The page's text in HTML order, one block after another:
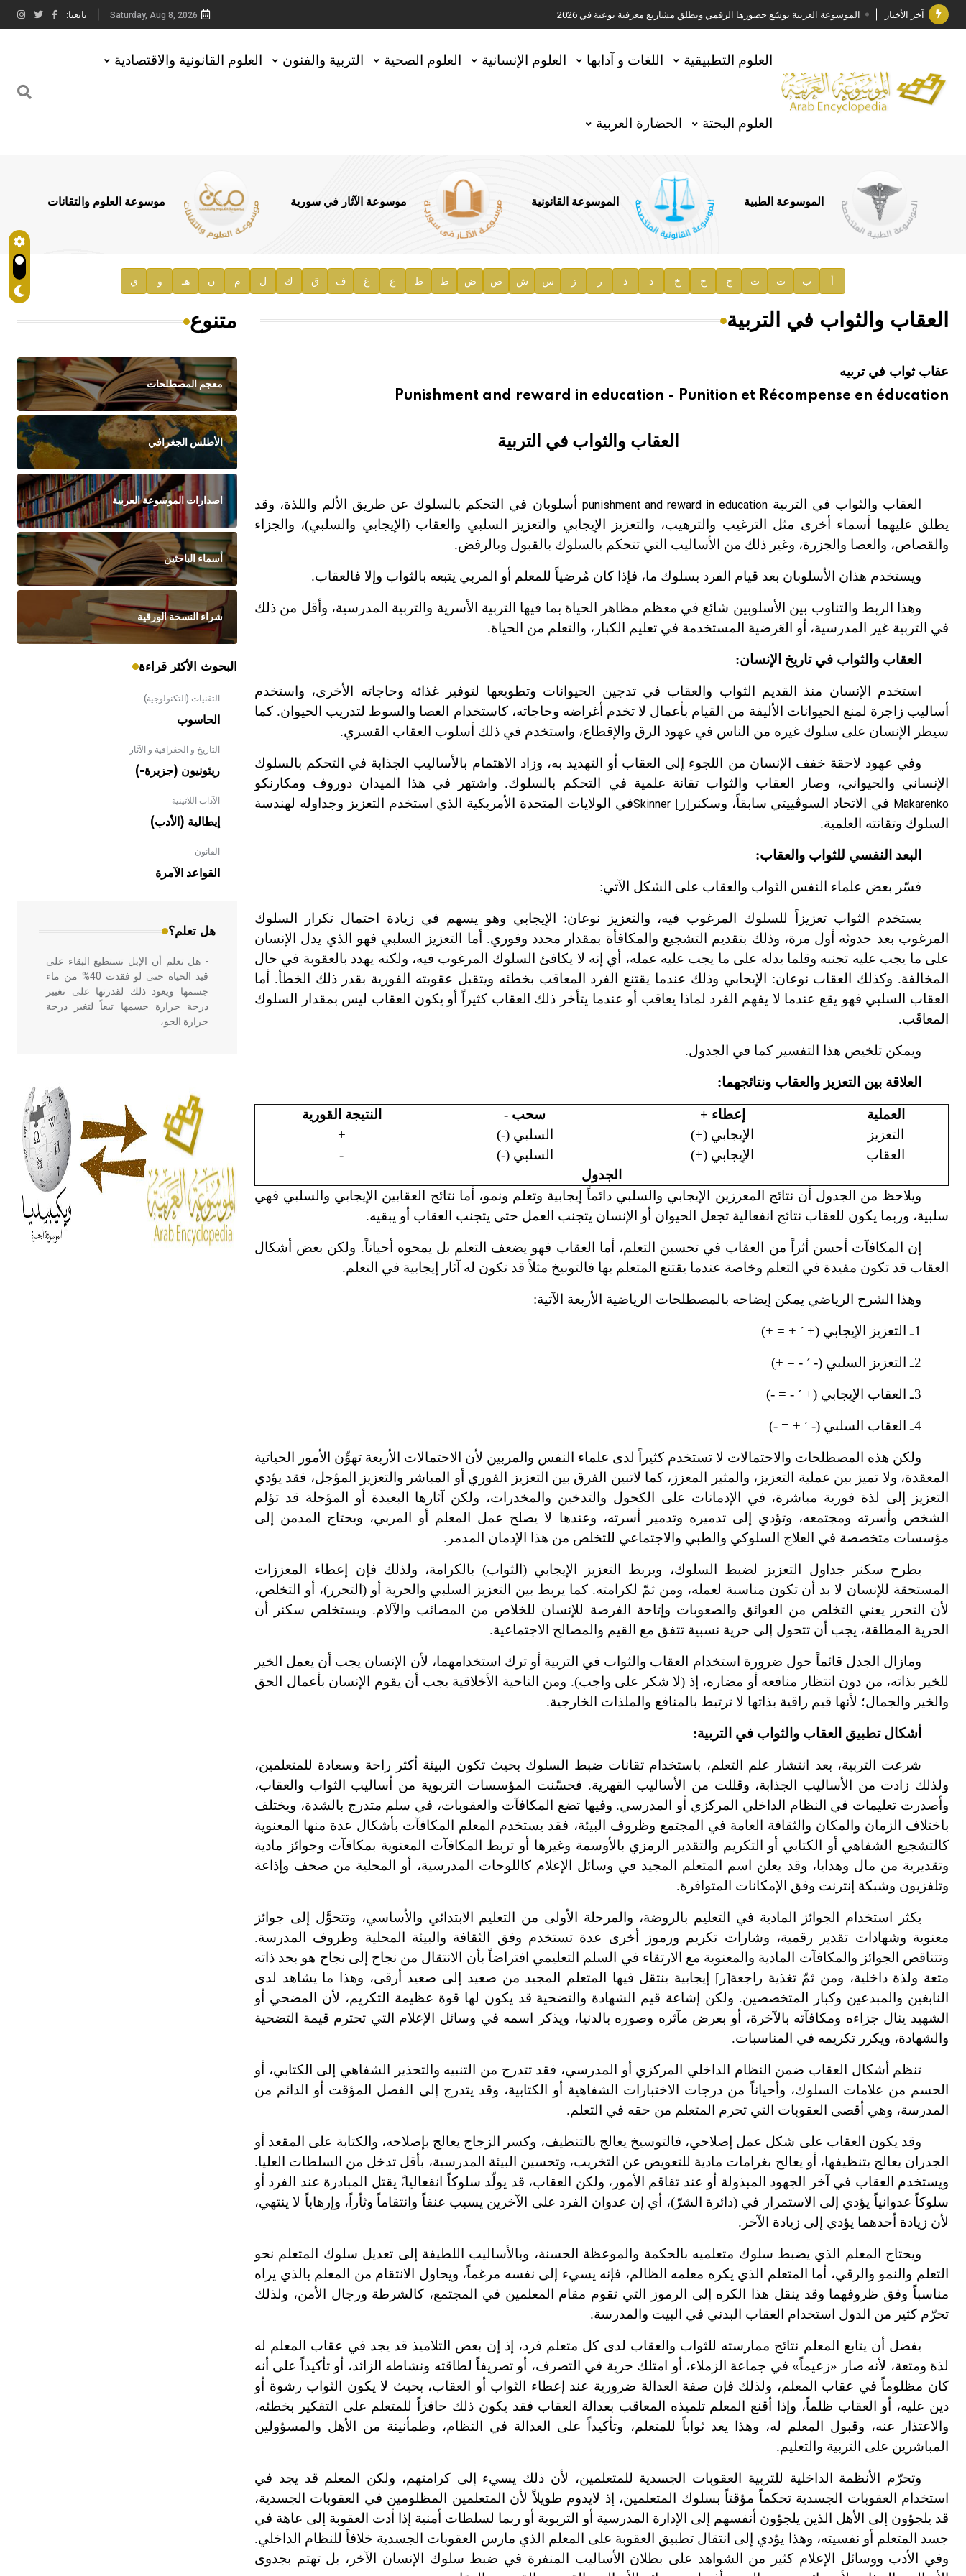
آخر الأخبار الموسوعة العربية توسّع حضورها الرقمي وتطلق مشاريع معرفية نوعية في 2026
جائزة مجمع الملك سلمان العالمي للغة العربية 2025
الأستاذ إياد خالد الطباع مدير عام لهيئة الموسوعة العربية
السيد محمد ياسين صالح وزيرا للثقافة
توصيات مجلس الإدارة
صدور المجلد السابع من موسوعة الآثار في سورية
إعلان..
هيئة الموسوعة العربية تطلق موسوعات جديدة في عام 2026
Saturday, Aug 8, 2026 تابعنا:
العلوم التطبيقية اللغات و آدابها العلوم الإنسانية العلوم الصحية التربية والفنون العلوم القانونية والاقتصادية
العلوم البحتة الحضارة العربية
الموسوعة الطبية الموسوعة القانونية موسوعة الآثار في سورية موسوعة العلوم والتقانات
أ ب ت ث ج ح خ د ذ ر ز س ش ص ض ط ظ ع غ ف ق ك ل م ن هـ و ي
العقاب والثواب في التربية
عقاب ثواب في تربيه
Punishment and reward in education - Punition et Récompense en éducation
العقاب والثواب في التربية
العقاب والثواب في التربيةpunishment and reward in education أسلوبان في التحكم بالسلوك عن طريق الألم واللذة، وقد
يطلق عليهما أسماء أخرى مثل الترغيب والترهيب، والتعزيز الإيجابي والتعزيز السلبي والعقاب (الإيجابي والسلبي)، والجزاء
والقصاص، والعصا والجزرة، وغير ذلك من الأساليب التي تتحكم بالسلوك بالقبول وبالرفض.
ويستخدم هذان الأسلوبان بعد قيام الفرد بسلوك ما، فإذا كان مُرضياً للمعلم أو المربي يتبعه بالثواب وإلا فالعقاب.
وهذا الربط والتناوب بين الأسلوبين شائع في معظم مظاهر الحياة بما فيها التربية الأسرية والتربية المدرسية، وأقل من ذلك
في التربية غير المدرسية، أو العَرضية المستخدمة في تعليم الكبار، والتعلم من الحياة.
العقاب والثواب في تاريخ الإنسان:
استخدم الإنسان منذ القديم الثواب والعقاب في تدجين الحيوانات وتطويعها لتوفير غذائه وحاجاته الأخرى، واستخدم
أساليب زاجرة لمنع الحيوانات الأليفة من القيام بأعمال لا تخدم أغراضه وحاجاته، كاستخدام العصا والسوط لتدريب الحيوان. كما
سيطر الإنسان على سلوك غيره من الناس في عهود الرق والإقطاع، واستخدم في ذلك أسلوب العقاب القسري.
وفي عهود لاحقة خفف الإنسان من اللجوء إلى العقاب أو التهديد به، وزاد الاهتمام بالأساليب الجذابة في التحكم بالسلوك
الإنساني والحيواني، وصار العقاب والثواب تقانة علمية في التحكم بالسلوك. واشتهر في هذا الميدان دوروف ومكارنكو
Makarenko في الاتحاد السوڤييتي سابقاً، وسكنر[ر]Skinnerفي الولايات المتحدة الأمريكية الذي استخدم التعزيز وجداوله لهندسة
السلوك وتقانته العلمية.
البعد النفسي للثواب والعقاب:
فسّر بعض علماء النفس الثواب والعقاب على الشكل الآتي:
يستخدم الثواب تعزيزاً للسلوك المرغوب فيه، والتعزيز نوعان: الإيجابي وهو يسهم في زيادة احتمال تكرار السلوك
المرغوب بعد حدوثه أول مرة، وذلك بتقديم التشجيع والمكافأة بمقدار محدد وفوري. أما التعزيز السلبي فهو الذي يدل الإنسان
على ما يجب عليه تجنبه وقلما يدله على ما يجب عليه عمله، أي إنه لا يكافئ السلوك المرغوب فيه، ولكنه يهدد بالعقوبة في حال
المخالفة. وكذلك العقاب نوعان: الإيجابي وذلك عندما يقتنع الفرد المعاقب بخطئه ويتقبل عقوبته الفورية بقدر ذلك الخطأ. أما
العقاب السلبي فهو يقع عندما لا يفهم الفرد لماذا يعاقب أو عندما يتأخر ذلك العقاب كثيراً أو يكون العقاب ليس بمقدار السلوك
المعاقَب.
ويمكن تلخيص هذا التفسير كما في الجدول.
العلاقة بين التعزيز والعقاب ونتائجهما:
العملية إعطاء + سحب -
النتيجة القورية
التعزيز
الإيجابي (+) السلبي (-)
+
العقاب
الإيجابي (+) السلبي (-)
-
الجدول
ويلاحظ من الجدول أن نتائج المعززين الإيجابي والسلبي دائماً إيجابية وتعلم ونمو، أما نتائج العقابين الإيجابي والسلبي فهي
سلبية، وربما يكون للعقاب نتائج انفعالية تجعل الحيوان أو الإنسان يتجنب العمل حتى يتجنب العقاب أو يبقيه.
إن المكافآت أحسن أثراً من العقاب في تحسين التعلم، أما العقاب فهو يضعف التعلم بل يمحوه أحياناً. ولكن بعض أشكال
العقاب قد تكون مفيدة في التعلم وخاصة عندما يقتنع المتعلم بها فالتوبيخ مثلاً قد تكون له آثار إيجابية في التعلم.
وهذا الشرح الرياضي يمكن إيضاحه بالمصطلحات الرياضية الأربعة الآتية:
1ـ التعزيز الإيجابي (+ ´
+ = +)
2ـ التعزيز السلبي (- ´
- = +)
3ـ العقاب الإيجابي (+ ´
- = -)
4ـ العقاب السلبي (- ´
+ = -)
ولكن هذه المصطلحات والاحتمالات لا تستخدم كثيراً لدى علماء النفس والمربين لأن الاحتمالات الأربعة تهوِّن الأمور الحياتية
المعقدة، ولا تميز بين عملية التعزيز، والمثير المعزز، كما لاتبين الفرق بين التعزيز الفوري أو المباشر والتعزيز المؤجل، فقد يؤدي
التعزيز إلى لذة فورية مباشرة، في الإدمانات على الكحول والتدخين والمخدرات، ولكن آثارها البعيدة أو المؤجلة قد تؤلم
الشخص وأسرته ومجتمعه، وتؤدي إلى تدميره وتدمير أسرته، وعندها لا يصلح عمل المعلم أو المربي، ويحتاج المدمن إلى
مؤسسات متخصصة في العلاج السلوكي والطبي والاجتماعي للتخلص من هذا الإدمان المدمر.
يطرح سكنر جداول التعزيز لضبط السلوك، ويربط التعزيز الإيجابي (الثواب) بالكرامة، ولذلك فإن إعطاء المعززات
المستحقة للإنسان لا بد أن تكون مناسبة لعمله، ومن ثمّ لكرامته. كما يربط بين التعزيز السلبي والحرية أو (التحرر)، أو التخلص،
لأن التحرر يعني التخلص من العوائق والصعوبات وإتاحة الفرصة للإنسان للخلاص من المصائب والآلام. ويستخلص سكنر أن
الحرية المطلقة، يجب أن تتحول إلى حرية نسبية تتفق مع القيم والمصالح الاجتماعية.
ومازال الجدل قائماً حول ضرورة استخدام العقاب والثواب في التربية أو ترك استخدامهما، لأن الإنسان يجب أن يعمل الخير
للخير بذاته، من دون انتظار منافعه أو مضاره، إذ (لا شكر على واجب). ومن الناحية الأخلاقية يجب أن يقوم الإنسان بأعمال الحق
والخير والجمال؛ لأنها قيم راقية بذاتها لا ترتبط بالمنافع والملذات الخارجية.
أشكال تطبيق العقاب والثواب في التربية:
شرعت التربية، بعد انتشار علم التعلم، باستخدام تقانات ضبط السلوك بحيث تكون البيئة أكثر راحة وسعادة للمتعلمين،
ولذلك زادت من الأساليب الجذابة، وقللت من الأساليب القهرية. فحسّنت المؤسسات التربوية من أساليب الثواب والعقاب،
وأصدرت تعليمات في النظام الداخلي المركزي أو المدرسي. وفيها تضع المكافآت والعقوبات، في سلم متدرج بالشدة، ويختلف
باختلاف الزمان والمكان والثقافة العامة في المجتمع وظروف البيئة، فقد يستخدم المعلم المكافآت بأشكال عدة منها المعنوية
كالتشجيع الشفاهي أو الكتابي أو التكريم والتقدير الرمزي بالأوسمة وغيرها أو تربط المكافآت المعنوية بمكافآت وجوائز مادية
وتقديرية من مال وهدايا، وقد يعلن اسم المتعلم المجيد في وسائل الإعلام كاللوحات المدرسية، أو المحلية من صحف وإذاعة
وتلفزيون وشبكة إنترنت وفق الإمكانات المتوافرة.
يكثر استخدام الجوائز المادية في التعليم بالروضة، والمرحلة الأولى من التعليم الابتدائي والأساسي، وتتحوَّل إلى جوائز
معنوية وشهادات تقدير رقمية، وشارات تكريم ورموز أخرى عدة تستخدم وفق الثقافة والبيئة المحلية وظروف المدرسة.
وتتناقص الجوائز والمكافآت المادية والمعنوية مع الارتقاء في السلم التعليمي افتراضاً بأن الانتقال من نجاح إلى نجاح هو بحد ذاته
متعة ولذة داخلية، ومن ثمّ تغذية راجعة[ر] إيجابية ينتقل فيها المتعلم المجيد من صعيد إلى صعيد أرقى، وهذا ما يشاهد لدى
النابغين والمبدعين وكبار المتخصصين. ولكن إشاعة قيم الشهادة والتضحية قد يكون لها قوة عظيمة التكريم، لأن المضحي أو
الشهيد ينال جزاءه ومكافآته بالآخرة، أو بعرض مآثره وصوره بالدنيا، ويذكر اسمه في وسائل الإعلام التي تحترم قيمة التضحية
والشهادة، ويكرر تكريمه في المناسبات.
تنظم أشكال العقاب ضمن النظام الداخلي المركزي أو المدرسي، فقد تتدرج من التنبيه والتحذير الشفاهي إلى الكتابي، أو
الحسم من علامات السلوك، وأحياناً من درجات الاختبارات الشفاهية أو الكتابية، وقد يتدرج إلى الفصل المؤقت أو الدائم من
المدرسة، وهي أقصى العقوبات التي تحرم المتعلم من حقه في التعلم.
وقد يكون العقاب على شكل عمل إصلاحي، فالتوسيخ يعالج بالتنظيف، وكسر الزجاج يعالج بإصلاحه، والكتابة على المقعد أو
الجدران يعالج بتنظيفها، أو يعالج بغرامات مادية للتعويض عن التخريب، وتحسين البيئة المدرسية، بأقل تدخل من السلطات العليا.
ويستخدم العقاب في آخر الجهود المبذولة أو عند تفاقم الأمور، ولكن العقاب، قد يولّد سلوكاً انفعاليا،ً يقتل المبادرة عند الفرد أو
سلوكاً عدوانياً يؤدي إلى الاستمرار في (دائرة الشرّ)، أي إن عدوان الفرد على الآخرين يسبب عنفاً وانتقاماً وثأراً، وإرهاباً لا ينتهي،
لأن زيادة أحدهما يؤدي إلى زيادة الآخر.
ويحتاج المعلم الذي يضبط سلوك متعلميه بالحكمة والموعظة الحسنة، وبالأساليب اللطيفة إلى تعديل سلوك المتعلم نحو
التعلم والنمو والرقي، أما المتعلم الذي يكره معلمه الظالم، فإنه يسيء إلى نفسه مرغماً، ويحاول الانتقام من المعلم بالذي يراه
مناسباً وفق ظروفهما وقد ينقل هذا الكره إلى الرموز التي تقوم مقام المعلمين في المجتمع، كالشرطة ورجال الأمن، ولذلك
تحرّم كثير من الدول استخدام العقاب البدني في البيت والمدرسة.
يفضل أن يتابع المعلم نتائج ممارسته للثواب والعقاب لدى كل متعلم فرد، إذ إن بعض التلاميذ قد يجد في عقاب المعلم له
لذة ومتعة، لأنه صار «زعيماً» في جماعة الزملاء، أو امتلك حرية في التصرف، أو تصريفاً لطاقته ونشاطه الزائد، أو تأكيداً على أنه
كان مظلوماً في عقاب المعلم، ولذلك فإن صفة العدالة ضرورية عند إعطاء الثواب أو العقاب، بحيث لا يكون الثواب رشوة أو
دين عليه، أو العقاب ظلماً، وإذا أقنع المعلم تلميذه المعاقب بعدالة العقاب فقد يكون ذلك حافزاً للمتعلم على التفكير بخطئه،
والاعتذار عنه، وقبول المعلم له، وهذا يعد ثواباً للمتعلم، وتأكيداً على العدالة في النظام، وطمأنينة من الأهل والمسؤولين
المباشرين على التربية والتعليم.
وتحرّم الأنظمة الداخلية للتربية العقوبات الجسدية للمتعلمين، لأن ذلك يسيء إلى كرامتهم، ولكن المعلم قد يجد في
استخدام العقوبات الجسدية تحكماً مؤقتاً بسلوك المتعلمين، إذ لايدوم طويلاً لأن المتعلمين المظلومين في العقوبات الجسدية،
قد يلجؤون إلى الأهل الذين يلجؤون أنفسهم إلى الإدارة المدرسية أو التربوية أو ربما لسلطات أمنية إذا أدت العقوبة إلى عاهة في
جسد المتعلم أو نفسيته، وهذا يؤدي إلى انتقال تطبيق العقوبة على المعلم الذي مارس العقوبات الجسدية خلافاً للنظام الداخلي.
وفي الأدب ووسائل الإعلام كثير من الشواهد على بطلان الأساليب المنفرة في ضبط سلوك الإنسان الآخر، بل تهتم بجدوى
متنوع
معجم المصطلحات
الأطلس الجغرافي
اصدارات الموسوعة العربية
أسماء الباحثين
شراء النسخة الورقية
البحوث الأكثر قراءة
التقنيات (التكنولوجية)
الحاسوب
التاريخ و الجغرافية و الآثار
ريئونيون (جزيرة-)
الآداب اللاتينية
إيطالية (الأدب)
القانون
القواعد الآمرة
هل تعلم؟
- هل تعلم أن الأبلق نوع من الفنون
الهندسية التي ارتبطت بالعمارة الإسلامية
في بلاد الشام ومصر خاصة، حيث يحرص
- هل تعلم أن الإبل تستطيع البقاء على
قيد الحياة حتى لو فقدت 40% من ماء
جسمها ويعود ذلك لقدرتها على تغيير
درجة حرارة جسمها تبعاً لتغير درجة
حرارة الجو،
أربعة مؤلفات هي: الحكم، الأدلة، تنظيم
التغذية، ورسالته في جروح الرأس.
ويعود له الفضل بأنه حرر الطب من
الدين والفلسفة.
- هل تعلم أن المرجان إفراز حيواني
يتكون في البحر ويتركب من مادة
كربونات الكلسيوم، وهو أحمر أو شديد
الحمرة وهو أجود أنواعه، ويمتاز بكبر
الحجم ويسمى الش